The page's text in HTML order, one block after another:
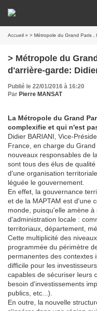
Accueil » > Métropole du Grand Paris ,
> Métropole du
d'arrière-garde:
Publié le 22/01/2016 à 16:20
Par Pierre MANSAT
La Métropole du Grand
complexifie et qui n'est
Didier BARIANI, Vice-
France, en charge du
nouveaux responsables de
sont tous des élus de
d'une organisation
léguée le gouvernement.
En effet, la gouvernance
et de la MAPTAM est d'une
monde, puisqu'elle amène
d'administration locale :
territoriaux, département,
Cette multiplicité des
programmée du périmètre
permanentes des contextes
difficile pour les
capables de sécuriser leurs
besoin d'investissements
publics, etc...).
En outre, la nouvelle